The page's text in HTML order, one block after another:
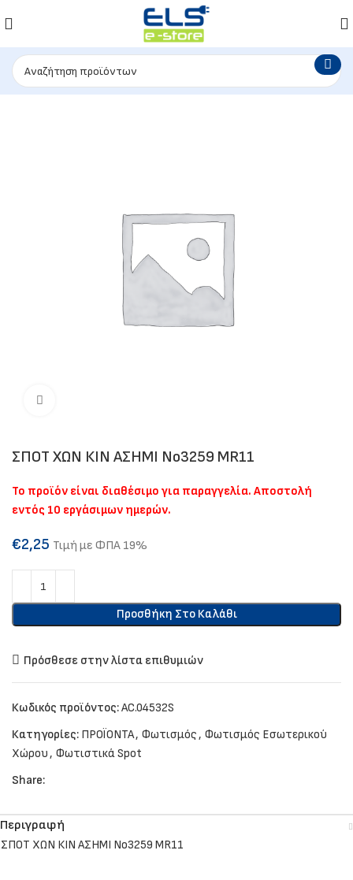
ΣΠΟΤ ΧΩΝ ΚΙΝ ΑΣΗΜΙ Νο3259 ΜR11
Το προϊόν είναι διαθέσιμο για παραγγελία. Αποστολή
εντός 10 εργάσιμων ημερών.
€2,25 Τιμή με ΦΠΑ 19%
Προσθήκη Στο Καλάθι
Πρόσθεσε στην λίστα επιθυμιών
Κωδικός προϊόντος:AC.04532S
Κατηγορίες: ΠΡΟΪΟΝΤΑ, Φωτισμός, Φωτισμός Εσωτερικού
Χώρου, Φωτιστικά Spot
Share:
Περιγραφή
ΣΠΟΤ ΧΩΝ ΚΙΝ ΑΣΗΜΙ Νο3259 ΜR11